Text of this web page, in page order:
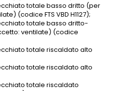
totale basso dritto (per
(codice FTS VBD H1127);
totale basso dritto-
ventilate) (codice
totale riscaldato alto
totale riscaldato alto
totale riscaldato